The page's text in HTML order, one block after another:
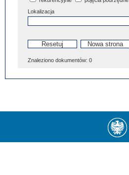
Lokalizacja
Znaleziono dokumentów: 0